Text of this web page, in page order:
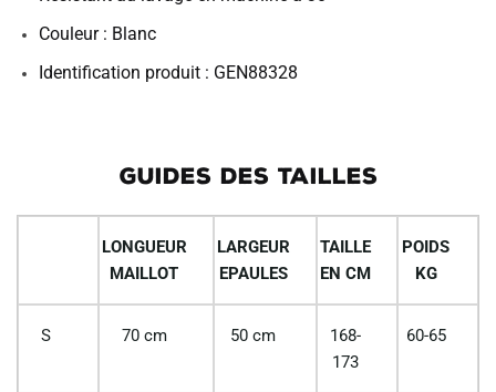
Couleur : Blanc
Identification produit : GEN88328
GUIDES DES TAILLES
LONGUEUR
MAILLOT
LARGEUR
EPAULES
TAILLE
EN CM
POIDS
KG
S 70 cm 50 cm
168-
173
60-65